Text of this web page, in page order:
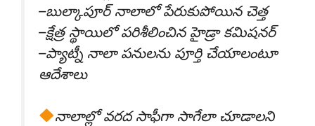
–బుల్కాపూర్ నాలాలో పేరుకుపోయిన చెత్త‌
–క్షేత్ర స్థాయిలో ప‌రిశీలించిన హైడ్రా క‌మిష‌న‌ర్‌
–ప్యాట్నీ నాలా ప‌నుల‌ను పూర్తి చేయాలంటూ
ఆదేశాలు
నాలాల్లో వ‌ర‌ద సాఫీగా సాగేలా చూడాల‌ని